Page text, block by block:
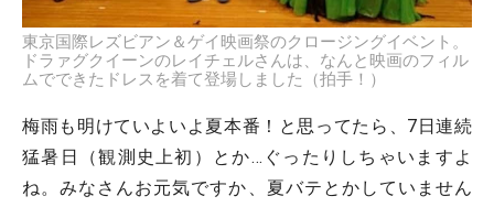
東京国際レズビアン＆ゲイ映画祭のクロージングイベント。
ドラァグクイーンのレイチェルさんは、なんと映画のフィル
ムでできたドレスを着て登場しました（拍手！）
梅雨も明けていよいよ夏本番！と思ってたら、7日連続
猛暑日（観測史上初）とか…ぐったりしちゃいますよ
ね。みなさんお元気ですか、夏バテとかしていません